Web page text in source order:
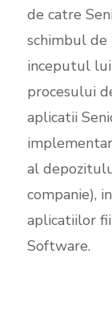
de catre
schimbul de
inceputul
procesului
aplicatii
al
companie),
aplicatiilor
Software.